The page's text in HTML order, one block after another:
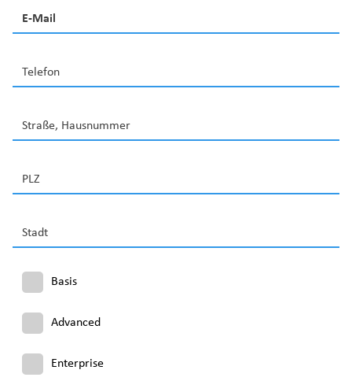
E-Mail
Telefon
Straße, Hausnummer
PLZ
Stadt
Basis
Advanced
Enterprise